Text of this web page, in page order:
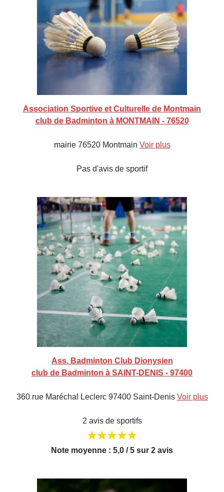
Association Sportive et Culturelle de Montmain
club de Badminton à MONTMAIN - 76520
mairie 76520 Montmain Voir plus
Pas d'avis de sportif
Ass. Badminton Club Dionysien
club de Badminton à SAINT-DENIS - 97400
360 rue Maréchal Leclerc 97400 Saint-Denis Voir plus
2 avis de sportifs
Note moyenne : 5,0 / 5 sur 2 avis